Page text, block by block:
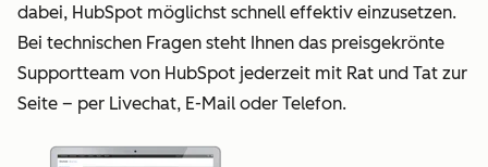
dabei, HubSpot möglichst schnell effektiv einzusetzen.
Bei technischen Fragen steht Ihnen das preisgekrönte
Supportteam von HubSpot jederzeit mit Rat und Tat zur
Seite – per Livechat, E-Mail oder Telefon.